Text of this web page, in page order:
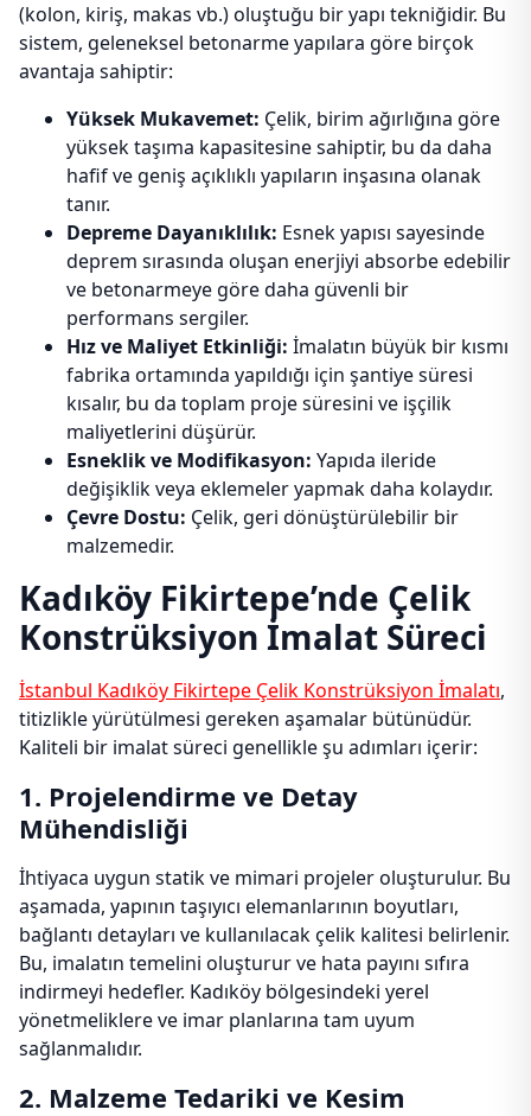
(kolon, kiriş, makas vb.) oluştuğu bir yapı tekniğidir. Bu
sistem, geleneksel betonarme yapılara göre birçok
avantaja sahiptir:
Yüksek Mukavemet: Çelik, birim ağırlığına göre
yüksek taşıma kapasitesine sahiptir, bu da daha
hafif ve geniş açıklıklı yapıların inşasına olanak
tanır.
Depreme Dayanıklılık: Esnek yapısı sayesinde
deprem sırasında oluşan enerjiyi absorbe edebilir
ve betonarmeye göre daha güvenli bir
performans sergiler.
Hız ve Maliyet Etkinliği: İmalatın büyük bir kısmı
fabrika ortamında yapıldığı için şantiye süresi
kısalır, bu da toplam proje süresini ve işçilik
maliyetlerini düşürür.
Esneklik ve Modifikasyon: Yapıda ileride
değişiklik veya eklemeler yapmak daha kolaydır.
Çevre Dostu: Çelik, geri dönüştürülebilir bir
malzemedir.
Kadıköy Fikirtepe’nde Çelik
Konstrüksiyon İmalat Süreci
İstanbul Kadıköy Fikirtepe Çelik Konstrüksiyon İmalatı,
titizlikle yürütülmesi gereken aşamalar bütünüdür.
Kaliteli bir imalat süreci genellikle şu adımları içerir:
1. Projelendirme ve Detay
Mühendisliği
İhtiyaca uygun statik ve mimari projeler oluşturulur. Bu
aşamada, yapının taşıyıcı elemanlarının boyutları,
bağlantı detayları ve kullanılacak çelik kalitesi belirlenir.
Bu, imalatın temelini oluşturur ve hata payını sıfıra
indirmeyi hedefler. Kadıköy bölgesindeki yerel
yönetmeliklere ve imar planlarına tam uyum
sağlanmalıdır.
2. Malzeme Tedariki ve Kesim